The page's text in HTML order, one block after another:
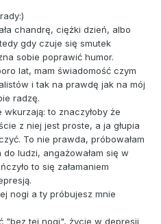
chandrę, ciężki dzień, albo
gdy czuje się smutek
sobie poprawić humor.
lat, mam świadomość czym
i tak na prawdę jak na mój
radzę.
to znaczyłoby że
z niej jest proste, a ja głupia
To nie prawda, próbowałam
ludzi, angażowałam się w
to się załamaniem
nogi a ty próbujesz mnie
"bez tej nogi", życie w depresji